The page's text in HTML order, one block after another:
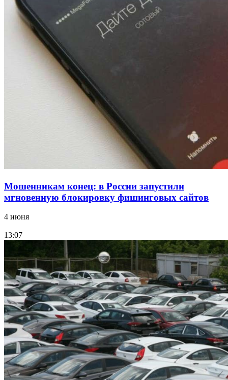
12:39
Сладкий праздник в Волгограде: в Центральном
парке прошёл фестиваль „Арбузный переполох“
Волгоградские компании нарастили экспорт:
заключены контракты на 3,6 млн долларов
Мошенникам конец: в России запустили
мгновенную блокировку фишинговых сайтов
4 июня
13:07